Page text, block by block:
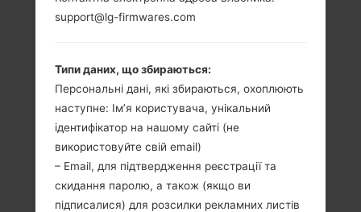
720 x 1280 пікселів
142 грам (5.01
унції)
Зємний Li-Ion
2300 mAh
support@lg-firmwares.com
Типи даних, що збираються:
Персональні дані, які збираються, охоплюють
наступне: Ім’я користувача, унікальний
ідентифікатор на нашому сайті (не
використовуйте свій email)
– Email, для підтвердження реєстрації та
скидання паролю, а також (якщо ви
підписалися) для розсилки рекламних листів